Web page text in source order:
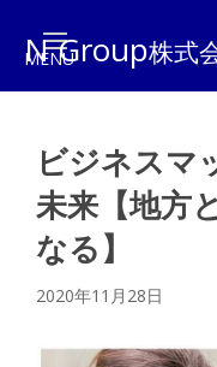
N Group株式
ビジネスマ
未来【地方
なる】
2020年11月28日